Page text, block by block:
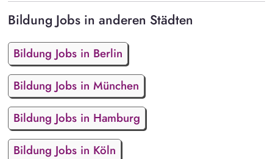
Bildung Jobs in anderen Städten
Bildung Jobs in Berlin
Bildung Jobs in München
Bildung Jobs in Hamburg
Bildung Jobs in Köln